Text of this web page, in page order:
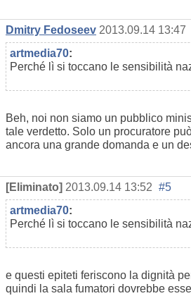
Dmitry Fedoseev 2013.09.14 13:47
artmedia70:
Perché lì si toccano le sensibilità
Beh, noi non siamo un pubblico
tale verdetto. Solo un procuratore
ancora una grande domanda e un
[Eliminato] 2013.09.14 13:52 #5
artmedia70:
Perché lì si toccano le sensibilità
e questi epiteti feriscono la dignità
quindi la sala fumatori dovrebbe